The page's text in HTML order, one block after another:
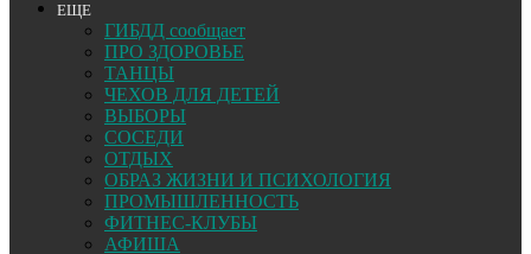
ЕЩЕ
ГИБДД сообщает
ПРО ЗДОРОВЬЕ
ТАНЦЫ
ЧЕХОВ ДЛЯ ДЕТЕЙ
ВЫБОРЫ
СОСЕДИ
ОТДЫХ
ОБРАЗ ЖИЗНИ И ПСИХОЛОГИЯ
ПРОМЫШЛЕННОСТЬ
ФИТНЕС-КЛУБЫ
АФИША